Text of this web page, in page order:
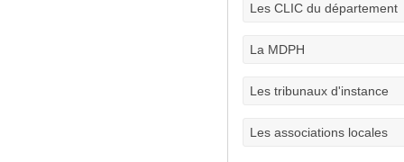
Les CLIC du département
La MDPH
Les tribunaux d'instance
Les associations locales